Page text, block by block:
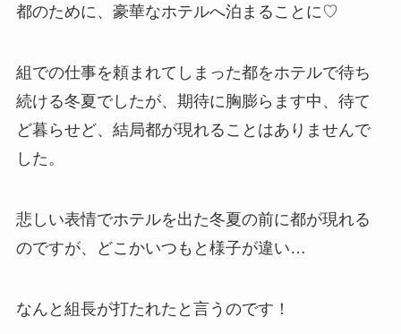
都のために、豪華なホテルへ泊まることに♡
組での仕事を頼まれてしまった都をホテルで待ち
続ける冬夏でしたが、期待に胸膨らます中、待て
ど暮らせど、結局都が現れることはありませんで
した。
悲しい表情でホテルを出た冬夏の前に都が現れる
のですが、どこかいつもと様子が違い…
なんと組長が打たれたと言うのです！